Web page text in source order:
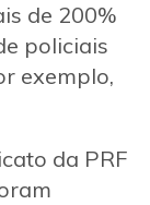
de 200%
policiais
exemplo,
da PRF